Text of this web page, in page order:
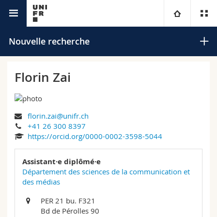
Université
Campus
Recherche
Formation continue
Droit
Lettres et sciences humaines
Sciences de l'éducation et de la formation
Vous êtes
Futurs étudiants
Médias
Chercheurs
Ressources
Plan d'accès
Bibliothèques
Nouvelle recherche
Rechercher
Florin Zai
florin.zai@unifr.ch
+41 26 300 8397
https://orcid.org/0000-0002-3598-5044
Assistant·e diplômé·e
Département des sciences de la communication et
des médias
PER 21 bu. F321
Bd de Pérolles 90